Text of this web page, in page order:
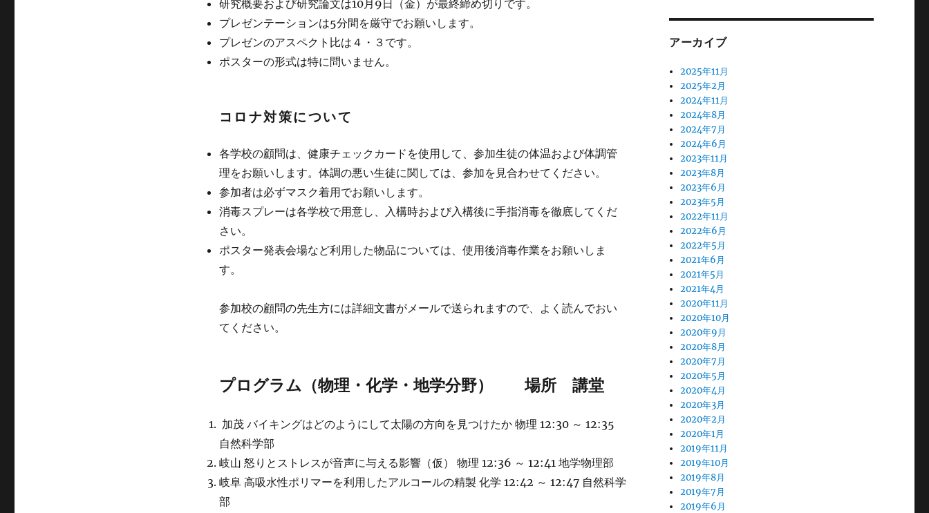
研究概要および研究論文は10月9日（金）が最終締め切りです。
プレゼンテーションは5分間を厳守でお願いします。
プレゼンのアスペクト比は４・３です。
ポスターの形式は特に問いません。
コロナ対策について
各学校の顧問は、健康チェックカードを使用して、参加生徒の体温および体調管
理をお願いします。体調の悪い生徒に関しては、参加を見合わせてください。
参加者は必ずマスク着用でお願いします。
消毒スプレーは各学校で用意し、入構時および入構後に手指消毒を徹底してくだ
さい。
ポスター発表会場など利用した物品については、使用後消毒作業をお願いしま
す。
参加校の顧問の先生方には詳細文書がメールで送られますので、よく読んでおい
てください。
プログラム（物理・化学・地学分野） 場所 講堂
加茂 バイキングはどのようにして太陽の方向を見つけたか 物理 12:30 ～ 12:35
自然科学部
岐山 怒りとストレスが音声に与える影響（仮） 物理 12:36 ～ 12:41 地学物理部
岐阜 高吸水性ポリマーを利用したアルコールの精製 化学 12:42 ～ 12:47 自然科学
部
アーカイブ
2025年11月
2025年2月
2024年11月
2024年8月
2024年7月
2024年6月
2023年11月
2023年8月
2023年6月
2023年5月
2022年11月
2022年6月
2022年5月
2021年6月
2021年5月
2021年4月
2020年11月
2020年10月
2020年9月
2020年8月
2020年7月
2020年5月
2020年4月
2020年3月
2020年2月
2020年1月
2019年11月
2019年10月
2019年8月
2019年7月
2019年6月